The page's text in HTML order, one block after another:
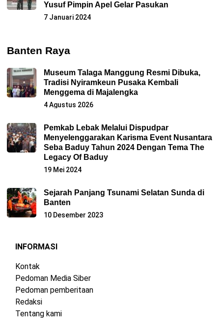
Yusuf Pimpin Apel Gelar Pasukan
7 Januari 2024
Banten Raya
Museum Talaga Manggung Resmi Dibuka,
Tradisi Nyiramkeun Pusaka Kembali
Menggema di Majalengka
4 Agustus 2026
Pemkab Lebak Melalui Dispudpar
Menyelenggarakan Karisma Event Nusantara
Seba Baduy Tahun 2024 Dengan Tema The
Legacy Of Baduy
19 Mei 2024
Sejarah Panjang Tsunami Selatan Sunda di
Banten
10 Desember 2023
INFORMASI
Kontak
Pedoman Media Siber
Pedoman pemberitaan
Redaksi
Tentang kami